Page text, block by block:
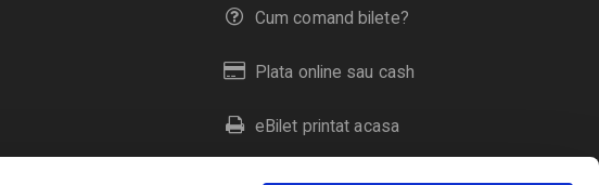
Cum comand bilete?
Plata online sau cash
eBilet printat acasa
Livrare prin curier